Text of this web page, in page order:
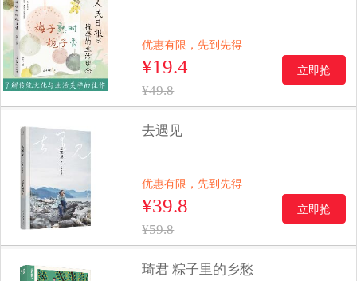
优惠有限，先到先得
¥19.4
¥49.8
立即抢
去遇见
优惠有限，先到先得
¥39.8
¥59.8
立即抢
琦君 粽子里的乡愁